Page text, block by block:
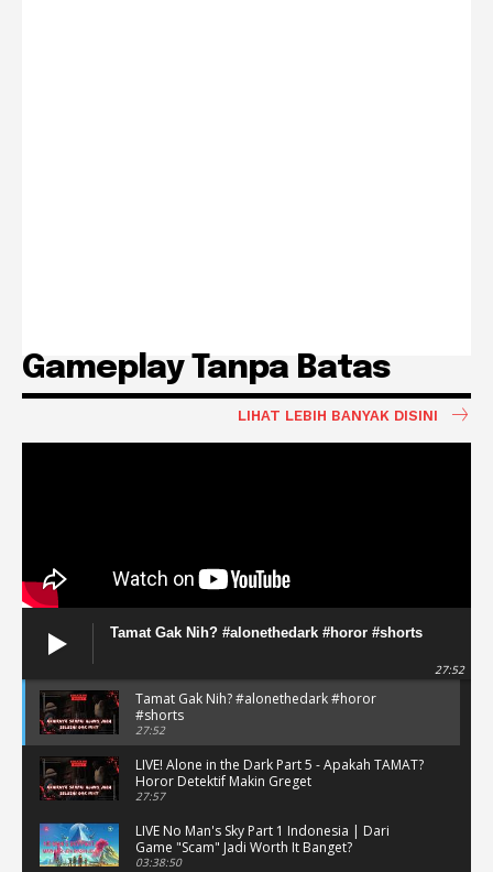
Gameplay Tanpa Batas
LIHAT LEBIH BANYAK DISINI
Tamat Gak Nih? #alonethedark #horor #shorts
27:52
Tamat Gak Nih? #alonethedark #horor
#shorts
27:52
LIVE! Alone in the Dark Part 5 - Apakah TAMAT?
Horor Detektif Makin Greget
27:57
LIVE No Man's Sky Part 1 Indonesia | Dari
Game "Scam" Jadi Worth It Banget?
03:38:50